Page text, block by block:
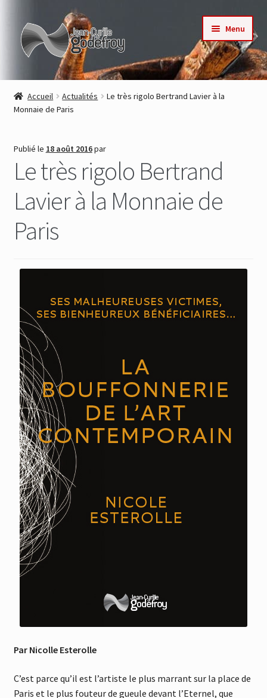
Aller
Aller
au
contenu
Menu
Accueil
Nos collections
Auteurs
Actualités
Contact
Commande
Accueil Actualités
Le très rigolo Bertrand Lavier à la
Monnaie de Paris
Publié le 18 août 2016par
Le très rigolo Bertrand
Lavier à la Monnaie de
Paris
Par Nicolle Esterolle
C’est parce qu’il est l’artiste le plus marrant sur la place de
Paris et le plus fouteur de gueule devant l’Eternel, que